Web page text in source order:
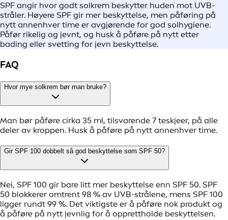
SPF angir hvor godt solkrem beskytter huden mot UVB-
stråler. Høyere SPF gir mer beskyttelse, men påføring på
nytt annenhver time er avgjørende for god solhygiene.
Påfør rikelig og jevnt, og husk å påføre på nytt etter
bading eller svetting for jevn beskyttelse.
FAQ
Hvor mye solkrem bør man bruke?
Man bør påføre cirka 35 ml, tilsvarende 7 teskjeer, på alle
deler av kroppen. Husk å påføre på nytt annenhver time.
Gir SPF 100 dobbelt så god beskyttelse som SPF 50?
Nei, SPF 100 gir bare litt mer beskyttelse enn SPF 50. SPF
50 blokkerer omtrent 98 % av UVB-strålene, mens SPF 100
ligger rundt 99 %. Det viktigste er å påføre nok produkt og
å påføre på nytt jevnlig for å opprettholde beskyttelsen.